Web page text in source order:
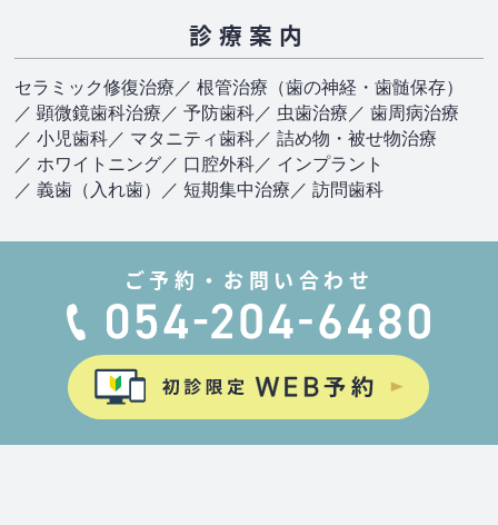
診療案内
セラミック修復治療／ 根管治療（歯の神経・歯髄保存）
／ 顕微鏡歯科治療／ 予防歯科／ 虫歯治療／ 歯周病治療
／ 小児歯科／ マタニティ歯科／ 詰め物・被せ物治療
／ ホワイトニング／ 口腔外科／ インプラント
／ 義歯（入れ歯） ／ 短期集中治療／ 訪問歯科
ご予約・お問い合わせ